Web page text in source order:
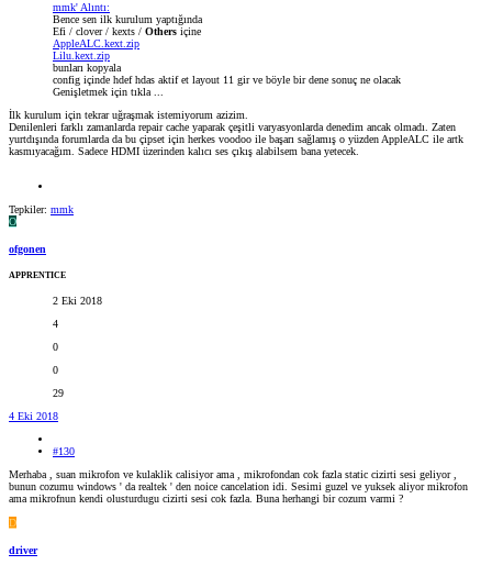
mmk' Alıntı:
Bence sen ilk kurulum yaptığında
Efi / clover / kexts / Others içine
AppleALC.kext.zip
Lilu.kext.zip
bunları kopyala
config içinde hdef hdas aktif et layout 11 gir ve böyle bir dene sonuç ne olacak
Genişletmek için tıkla ...
İlk kurulum için tekrar uğraşmak istemiyorum azizim.
Denilenleri farklı zamanlarda repair cache yaparak çeşitli varyasyonlarda denedim ancak olmadı. Zaten
yurtdışında forumlarda da bu çipset için herkes voodoo ile başarı sağlamış o yüzden AppleALC ile artk
kasmıyacağım. Sadece HDMI üzerinden kalıcı ses çıkış alabilsem bana yetecek.
Tepkiler: mmk
O
ofgonen
APPRENTICE
2 Eki 2018
4
0
0
29
4 Eki 2018
#130
Merhaba , suan mikrofon ve kulaklik calisiyor ama , mikrofondan cok fazla static cizirti sesi geliyor ,
bunun cozumu windows ' da realtek ' den noice cancelation idi. Sesimi guzel ve yuksek aliyor mikrofon
ama mikrofnun kendi olusturdugu cizirti sesi cok fazla. Buna herhangi bir cozum varmi ?
D
driver